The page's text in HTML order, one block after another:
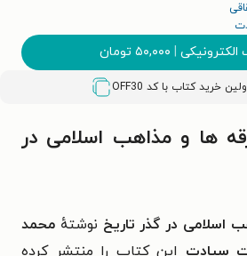
الکترونیکی | ۵۰,۰۰۰ تومان
OFF30
ها و مذاهب اسلامی در
اسلامی در گذر تاریخ نوشتهٔ محمد
سیادت این کتاب را منتشر کرده